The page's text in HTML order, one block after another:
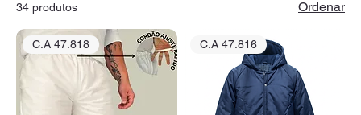
34 produtos Ordenar
C.A 47.818 C.A 47.816